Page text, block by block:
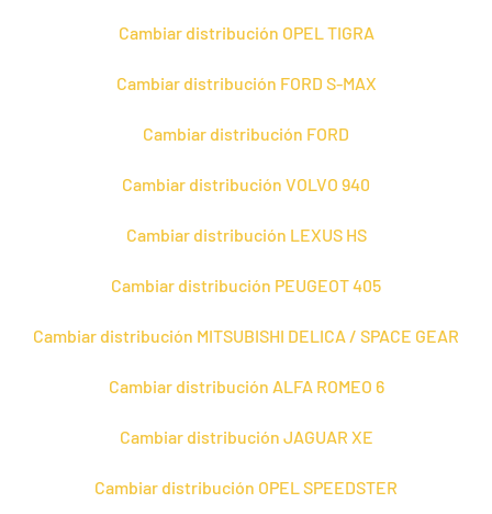
Cambiar distribución OPEL TIGRA
Cambiar distribución FORD S-MAX
Cambiar distribución FORD
Cambiar distribución VOLVO 940
Cambiar distribución LEXUS HS
Cambiar distribución PEUGEOT 405
Cambiar distribución MITSUBISHI DELICA / SPACE GEAR
Cambiar distribución ALFA ROMEO 6
Cambiar distribución JAGUAR XE
Cambiar distribución OPEL SPEEDSTER